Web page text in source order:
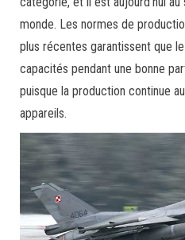
monde. Les normes de
plus récentes garantissent que
capacités pendant une bonne
puisque la production continue
appareils.